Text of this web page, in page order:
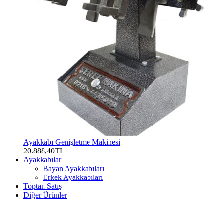
Ayakkabı Genişletme Makinesi
20.888,40TL
Ayakkabılar
Bayan Ayakkabıları
Erkek Ayakkabıları
Toptan Satış
Diğer Ürünler